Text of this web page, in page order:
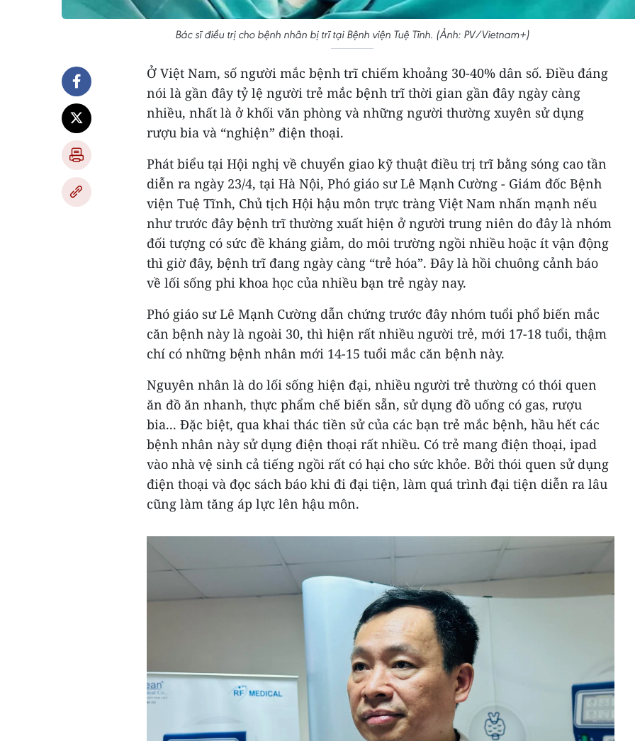
Bác sĩ điều trị cho bệnh nhân bị trĩ tại Bệnh viện Tuệ Tĩnh. (Ảnh: PV/Vietnam+)
Ở Việt Nam, số người mắc bệnh trĩ chiếm khoảng 30-40% dân số. Điều đáng
nói là gần đây tỷ lệ người trẻ mắc bệnh trĩ thời gian gần đây ngày càng
nhiều, nhất là ở khối văn phòng và những người thường xuyên sử dụng
rượu bia và “nghiện” điện thoại.
Phát biểu tại Hội nghị về chuyển giao kỹ thuật điều trị trĩ bằng sóng cao tần
diễn ra ngày 23/4, tại Hà Nội, Phó giáo sư Lê Mạnh Cường - Giám đốc Bệnh
viện Tuệ Tĩnh, Chủ tịch Hội hậu môn trực tràng Việt Nam nhấn mạnh nếu
như trước đây bệnh trĩ thường xuất hiện ở người trung niên do đây là nhóm
đối tượng có sức đề kháng giảm, do môi trường ngồi nhiều hoặc ít vận động
thì giờ đây, bệnh trĩ đang ngày càng “trẻ hóa”. Đây là hồi chuông cảnh báo
về lối sống phi khoa học của nhiều bạn trẻ ngày nay.
Phó giáo sư Lê Mạnh Cường dẫn chứng trước đây nhóm tuổi phổ biến mắc
căn bệnh này là ngoài 30, thì hiện rất nhiều người trẻ, mới 17-18 tuổi, thậm
chí có những bệnh nhân mới 14-15 tuổi mắc căn bệnh này.
Nguyên nhân là do lối sống hiện đại, nhiều người trẻ thường có thói quen
ăn đồ ăn nhanh, thực phẩm chế biến sẵn, sử dụng đồ uống có gas, rượu
bia... Đặc biệt, qua khai thác tiền sử của các bạn trẻ mắc bệnh, hầu hết các
bệnh nhân này sử dụng điện thoại rất nhiều. Có trẻ mang điện thoại, ipad
vào nhà vệ sinh cả tiếng ngồi rất có hại cho sức khỏe. Bởi thói quen sử dụng
điện thoại và đọc sách báo khi đi đại tiện, làm quá trình đại tiện diễn ra lâu
cũng làm tăng áp lực lên hậu môn.